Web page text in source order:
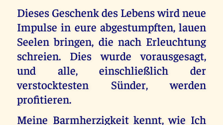
Dieses Geschenk des Lebens wird neue
Impulse in eure abgestumpften, lauen
Seelen bringen, die nach Erleuchtung
schreien. Dies wurde vorausgesagt,
und alle, einschließlich der
verstocktesten Sünder, werden
profitieren.
Meine Barmherzigkeit kennt, wie Ich